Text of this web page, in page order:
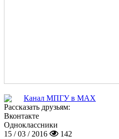
Канал МПГУ в MAX
Рассказать друзьям:
Вконтакте
Одноклассники
15 / 03 / 2016
142